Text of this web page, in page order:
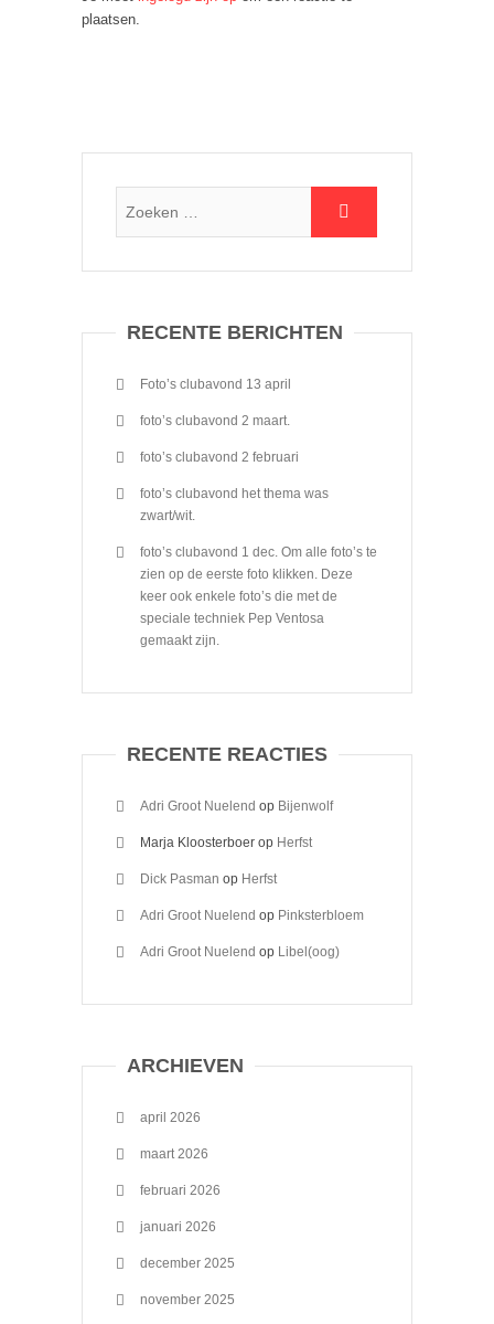
plaatsen.
RECENTE BERICHTEN
Foto’s clubavond 13 april
foto’s clubavond 2 maart.
foto’s clubavond 2 februari
foto’s clubavond het thema was
zwart/wit.
foto’s clubavond 1 dec. Om alle foto’s te
zien op de eerste foto klikken. Deze
keer ook enkele foto’s die met de
speciale techniek Pep Ventosa
gemaakt zijn.
RECENTE REACTIES
Adri Groot Nuelend op Bijenwolf
Marja Kloosterboer op Herfst
Dick Pasman op Herfst
Adri Groot Nuelend op Pinksterbloem
Adri Groot Nuelend op Libel(oog)
ARCHIEVEN
april 2026
maart 2026
februari 2026
januari 2026
december 2025
november 2025